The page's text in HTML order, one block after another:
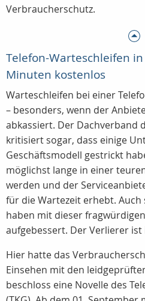
Verbraucherschutz.
Telefon-Warteschleifen
Minuten kostenlos
Warteschleifen bei einer
– besonders, wenn der
abkassiert. Der Dachverband
kritisiert sogar, dass einige
Geschäftsmodell gestrickt
möglichst lange in einer
werden und der
für die Wartezeit erhebt.
haben mit dieser
aufgebessert. Der Verlierer ist
Hier hatte das
Einsehen mit den
beschloss eine Novelle des